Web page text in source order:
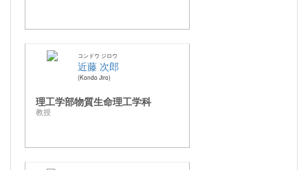
コンドウ ジロウ
近藤 次郎
Kondo Jiro
理工学部物質生命理工学科
教授